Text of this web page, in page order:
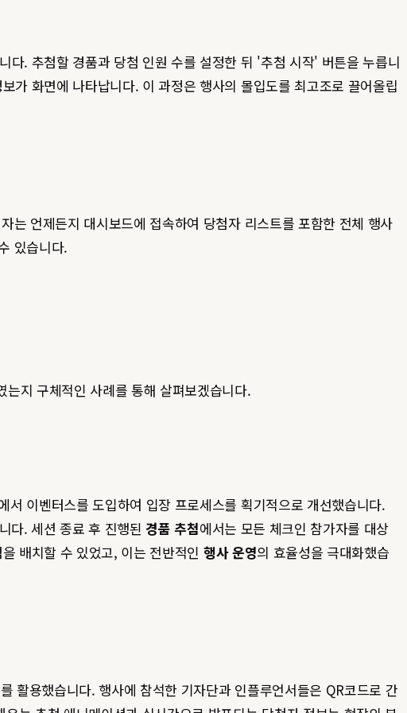
다. 추첨할 경품과 당첨 인원 수를 설정한 뒤 '추첨 시작' 버튼을 누릅니
가 화면에 나타납니다. 이 과정은 행사의 몰입도를 최고조로 끌어올립
는 언제든지 대시보드에 접속하여 당첨자 리스트를 포함한 전체 행사
있습니다.
지 구체적인 사례를 통해 살펴보겠습니다.
이벤터스를 도입하여 입장 프로세스를 획기적으로 개선했습니다.
다. 세션 종료 후 진행된 경품 추첨에서는 모든 체크인 참가자를 대상
배치할 수 있었고, 이는 전반적인 행사 운영의 효율성을 극대화했습
를 활용했습니다. 행사에 참석한 기자단과 인플루언서들은 QR코드로 간